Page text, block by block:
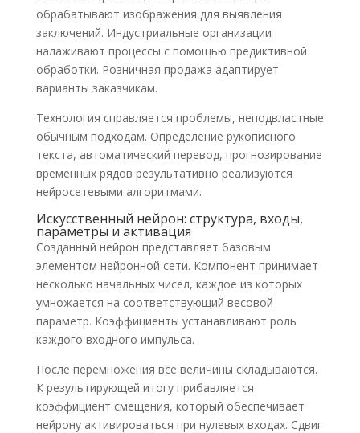
обрабатывают изображения для выявления
заключений. Индустриальные организации
налаживают процессы с помощью предиктивной
обработки. Розничная продажа адаптирует
варианты заказчикам.
Технология справляется проблемы, неподвластные
обычным подходам. Определение рукописного
текста, автоматический перевод, прогнозирование
временных рядов результативно реализуются
нейросетевыми алгоритмами.
Искусственный нейрон: структура, входы,
параметры и активация
Созданный нейрон представляет базовым
элементом нейронной сети. Компонент принимает
несколько начальных чисел, каждое из которых
умножается на соответствующий весовой
параметр. Коэффициенты устанавливают роль
каждого входного импульса.
После перемножения все величины складываются.
К результирующей итогу прибавляется
коэффициент смещения, который обеспечивает
нейрону активироваться при нулевых входах. Сдвиг